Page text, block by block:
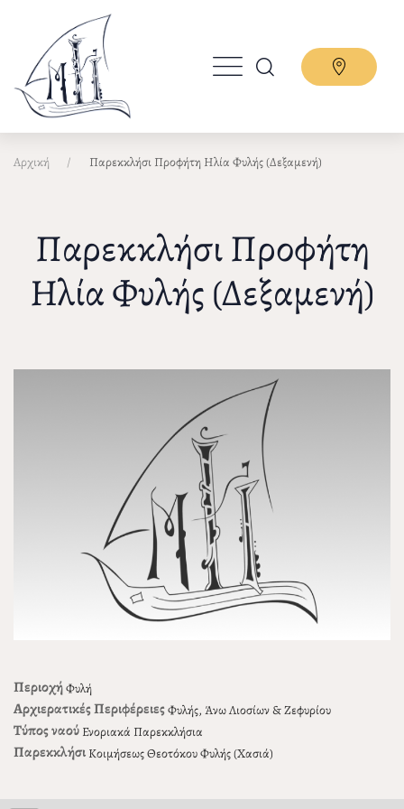
κυρίως
περιεχόμενο
Αρχική Παρεκκλήσι Προφήτη Ηλία Φυλής (Δεξαμενή)
Παρεκκλήσι Προφήτη
Ηλία Φυλής (Δεξαμενή)
ΠεριοχήΦυλή
Αρχιερατικές ΠεριφέρειεςΦυλής, Άνω Λιοσίων & Ζεφυρίου
Τύπος ναού Ενοριακά Παρεκκλήσια
Παρεκκλήσι Κοιμήσεως Θεοτόκου Φυλής (Χασιά)